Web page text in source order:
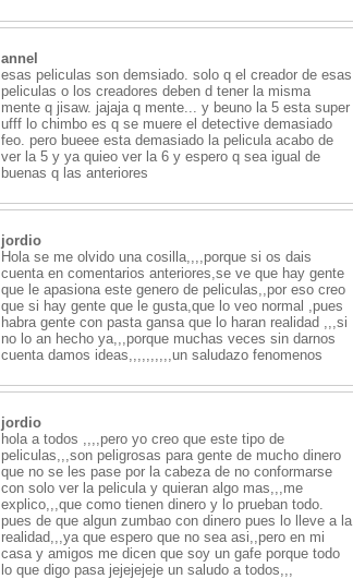
annel
esas peliculas son demsiado. solo q el creador de esas
peliculas o los creadores deben d tener la misma
mente q jisaw. jajaja q mente... y beuno la 5 esta super
ufff lo chimbo es q se muere el detective demasiado
feo. pero bueee esta demasiado la pelicula acabo de
ver la 5 y ya quieo ver la 6 y espero q sea igual de
buenas q las anteriores
jordio
Hola se me olvido una cosilla,,,,porque si os dais
cuenta en comentarios anteriores,se ve que hay gente
que le apasiona este genero de peliculas,,por eso creo
que si hay gente que le gusta,que lo veo normal ,pues
habra gente con pasta gansa que lo haran realidad ,,,si
no lo an hecho ya,,,porque muchas veces sin darnos
cuenta damos ideas,,,,,,,,,,un saludazo fenomenos
jordio
hola a todos ,,,,pero yo creo que este tipo de
peliculas,,,son peligrosas para gente de mucho dinero
que no se les pase por la cabeza de no conformarse
con solo ver la pelicula y quieran algo mas,,,me
explico,,,que como tienen dinero y lo prueban todo.
pues de que algun zumbao con dinero pues lo lleve a la
realidad,,,ya que espero que no sea asi,,pero en mi
casa y amigos me dicen que soy un gafe porque todo
lo que digo pasa jejejejeje un saludo a todos,,,